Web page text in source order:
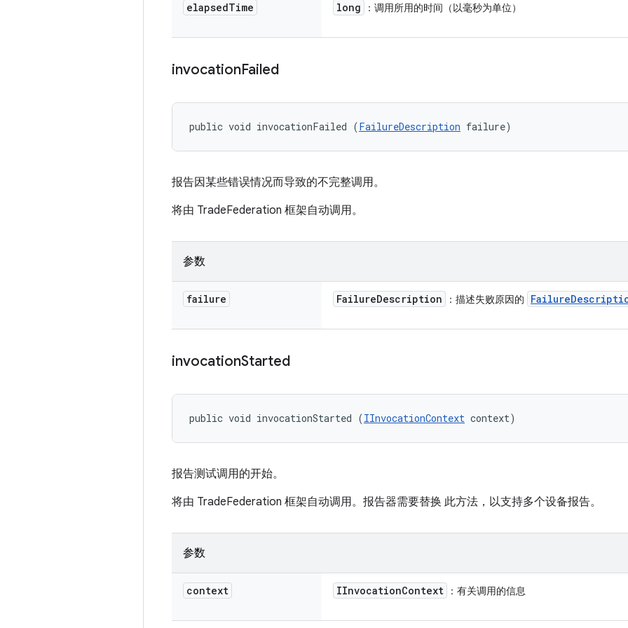
elapsedTime long ：调用所用的时间（以毫秒为单位）
invocationFailed
public void invocationFailed (FailureDescription failure)
报告因某些错误情况而导致的不完整调用。
将由 TradeFederation 框架自动调用。
参数
failure FailureDescription ：描述失败原因的 Failure
invocationStarted
public void invocationStarted (IInvocationContext context)
报告测试调用的开始。
将由 TradeFederation 框架自动调用。报告器需要替换 此方法，以支持多个设备报告。
参数
context IInvocationContext ：有关调用的信息